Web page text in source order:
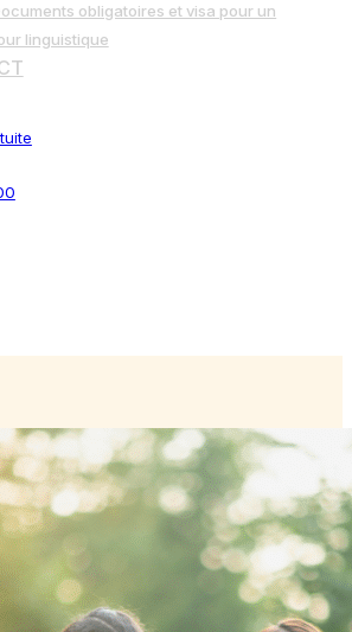
obligatoires et visa pour un
linguistique